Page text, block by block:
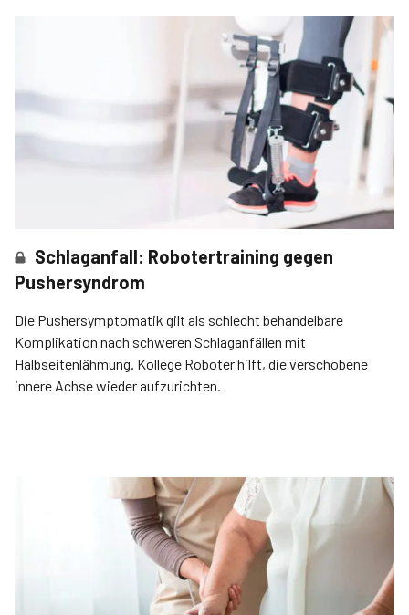
Schlaganfall: Robotertraining gegen
Pushersyndrom
Die Pushersymptomatik gilt als schlecht behandelbare
Komplikation nach schweren Schlaganfällen mit
Halbseitenlähmung. Kollege Roboter hilft, die verschobene
innere Achse wieder aufzurichten.